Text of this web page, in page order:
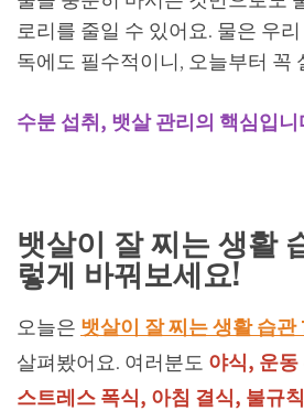
로리를 줄일 수 있어요. 물은 우
독에도 필수적이니, 오늘부터 꼭
수분 섭취, 뱃살 관리의 핵심입니
뱃살이 잘 찌는 생활
렇게 바꿔보세요!
오늘은 뱃살이 잘 찌는 생활 습관
살펴봤어요. 여러분도 야식, 운
스트레스 폭식, 아침 결식, 불규